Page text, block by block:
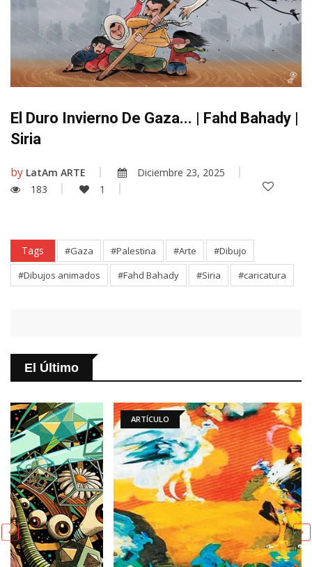
El Duro Invierno De Gaza... | Fahd Bahady |
Siria
by LatAm ARTE
Diciembre 23, 2025
183
1
Tags #Gaza #Palestina #Arte
#Dibujo
#Dibujos animados
#Fahd Bahady #Siria #caricatura
El Último
ARTÍCULO